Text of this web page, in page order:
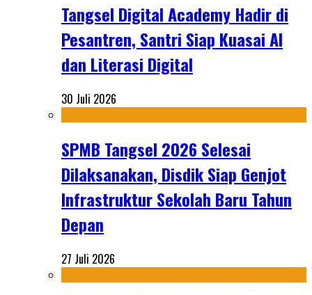
Tangsel Digital Academy Hadir di
Pesantren, Santri Siap Kuasai AI
dan Literasi Digital
30 Juli 2026
SPMB Tangsel 2026 Selesai
Dilaksanakan, Disdik Siap Genjot
Infrastruktur Sekolah Baru Tahun
Depan
27 Juli 2026